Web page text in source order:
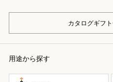
カタログギフ
用途から探す